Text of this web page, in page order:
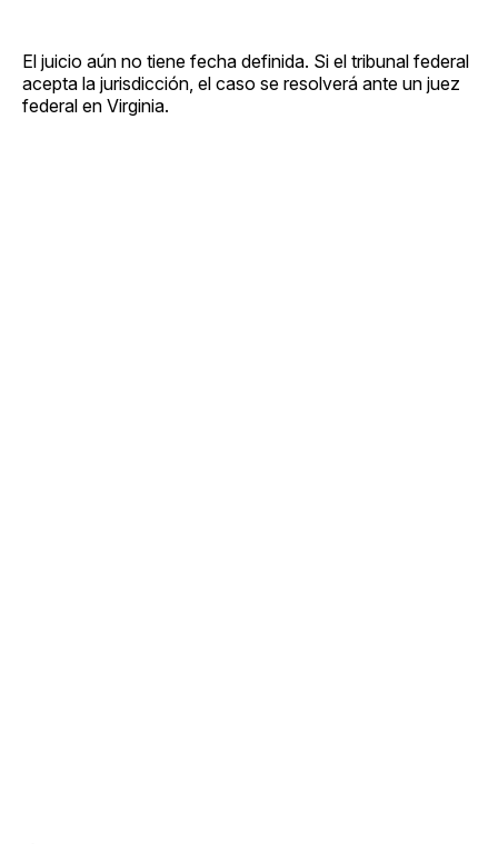
El juicio aún no tiene fecha definida. Si el tribunal federal
acepta la jurisdicción, el caso se resolverá ante un juez
federal en Virginia.